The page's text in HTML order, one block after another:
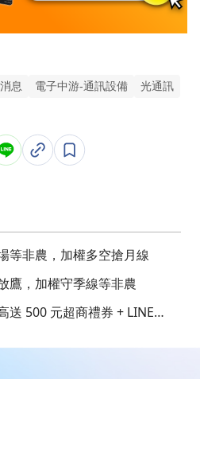
息 電子中游-通訊設備
光通訊
等非農，加權多空搶月線
鷹，加權守季線等非農
送 500 元超商禮券 + LINE